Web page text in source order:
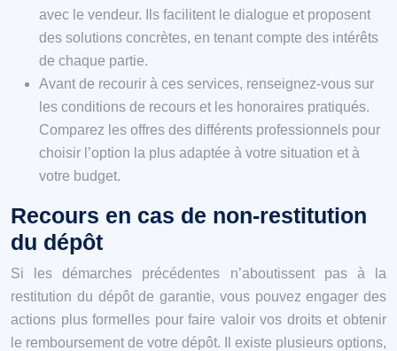
avec le vendeur. Ils facilitent le dialogue et proposent
des solutions concrètes, en tenant compte des intérêts
de chaque partie.
Avant de recourir à ces services, renseignez-vous sur
les conditions de recours et les honoraires pratiqués.
Comparez les offres des différents professionnels pour
choisir l’option la plus adaptée à votre situation et à
votre budget.
Recours en cas de non-restitution
du dépôt
Si les démarches précédentes n’aboutissent pas à la
restitution du dépôt de garantie, vous pouvez engager des
actions plus formelles pour faire valoir vos droits et obtenir
le remboursement de votre dépôt. Il existe plusieurs options,